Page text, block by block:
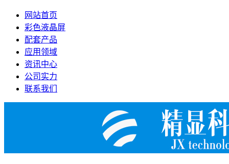
网站首页
彩色液晶屏
配套产品
应用领域
资讯中心
公司实力
联系我们